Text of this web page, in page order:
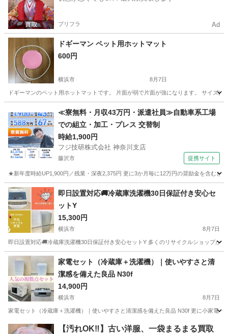
プリフラ Ad
ドギーマン ペット用ホットマット
600円
横浜市 8月7日
ドギーマンのペット用ホットマットです。 片面が弱で片面が強になります。 サイズ
その他 ドギーマン
≪寮無料・月収43万円・派遣社員≫自動車系工場
での組立・加工・プレス 交替制
時給1,900円
フジ技研株式会社 神奈川支店
藤沢市 提携サイト
★新年度時給UP1,900円／残業・深夜2,375円 更に3か月毎に12万円の奨励金を含む
神奈川 藤沢市 その他
即日設置対応🚚冷蔵庫洗濯機30日保証付き安心セ
ットY
15,300円
横浜市 8月7日
即日設置対応🚚冷蔵庫洗濯機30日保証付き安心セットY 多くのリサイクルショップ
神奈川 横浜市 キッチン家電 自社
家電セット（冷蔵庫＋洗濯機）｜使いやすさと清
潔感を備えた良品 N30f
14,900円
横浜市 8月7日
家電セット（冷蔵庫＋洗濯機）｜使いやすさと清潔感を備えた良品 N30f 更に小家電
神奈川 横浜市 生活家電 商品
【汚れOK‼️】古い洋服、一袋まるまる買取